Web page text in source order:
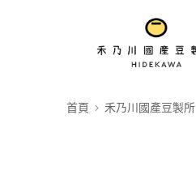
首頁 禾乃川國產豆製所